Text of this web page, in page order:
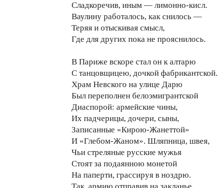
Сладкоречив, иным — лимонно-кисл.
Ваулину работалось, как снилось —
Теряя и отыскивая смысл,
Где для других пока не прояснилось.
В Париже вскоре стал он к алтарю
С танцовщицею, дочкой фабрикантской.
Храм Невского на улице Дарю
Был переполнен белоэмигрантской
Диаспорой: армейские чины,
Их падчерицы, дочери, сыны,
Записанные «Кирою-Жанеттой»
И «Глебом-Жаном». Шляпница, швея,
Чьи стреляные русские мужья
Стоят за подаянною монетой
На паперти, грассируя в ноздрю.